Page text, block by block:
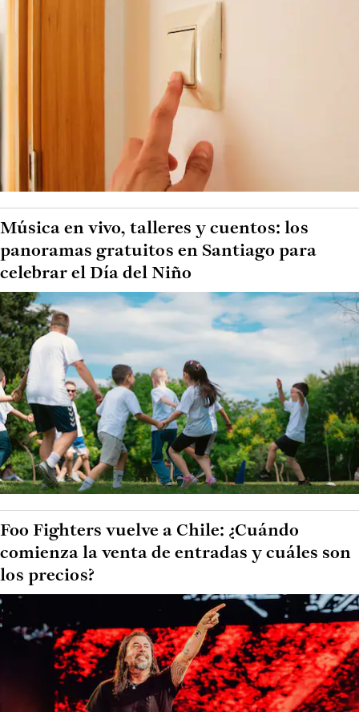
Música en vivo, talleres y cuentos: los
panoramas gratuitos en Santiago para
celebrar el Día del Niño
Foo Fighters vuelve a Chile: ¿Cuándo
comienza la venta de entradas y cuáles son
los precios?